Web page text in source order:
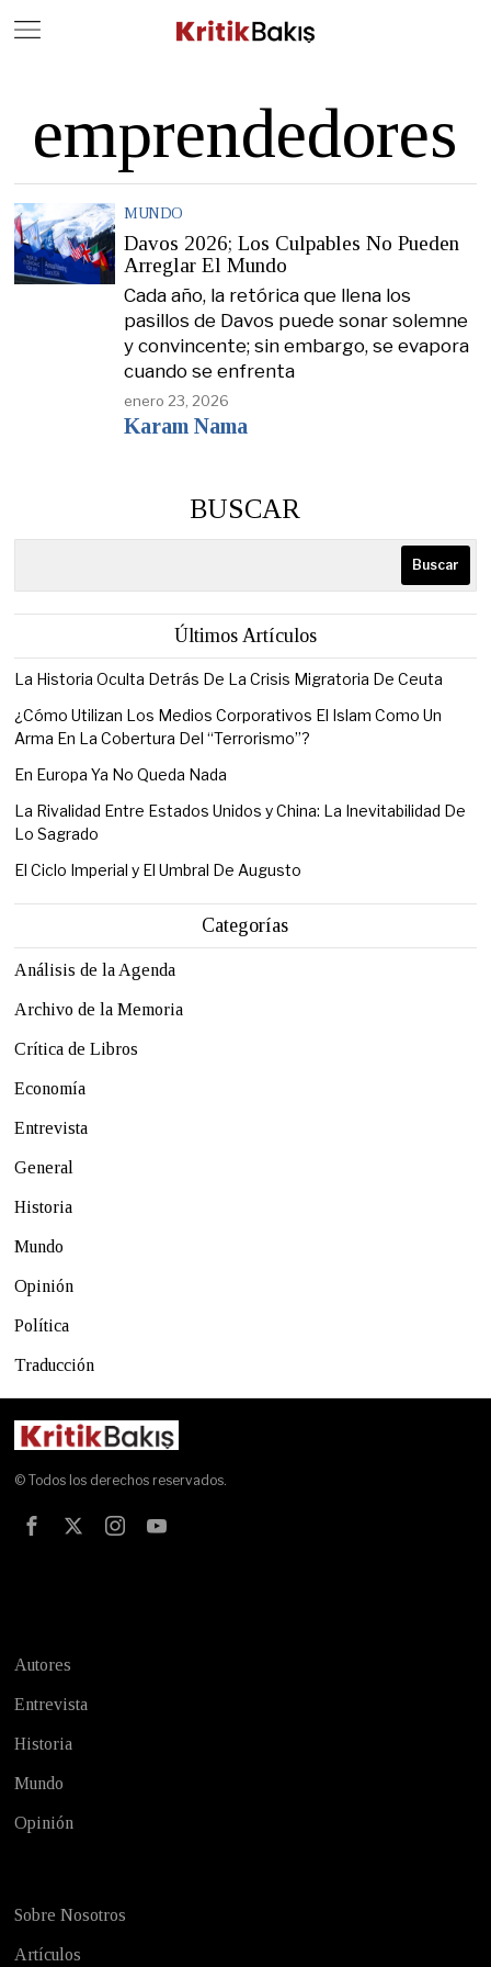
emprendedores
MUNDO
Davos 2026; Los Culpables No Pueden
Arreglar El Mundo
Cada año, la retórica que llena los
pasillos de Davos puede sonar solemne
y convincente; sin embargo, se evapora
cuando se enfrenta
enero 23, 2026
Karam Nama
BUSCAR
Buscar
Últimos Artículos
La Historia Oculta Detrás De La Crisis Migratoria De Ceuta
¿Cómo Utilizan Los Medios Corporativos El Islam Como Un
Arma En La Cobertura Del “Terrorismo”?
En Europa Ya No Queda Nada
La Rivalidad Entre Estados Unidos y China: La Inevitabilidad De
Lo Sagrado
El Ciclo Imperial y El Umbral De Augusto
Categorías
Análisis de la Agenda
Archivo de la Memoria
Crítica de Libros
Economía
Entrevista
General
Historia
Mundo
Opinión
Política
Traducción
© Todos los derechos reservados.
Autores
Entrevista
Historia
Mundo
Opinión
Sobre Nosotros
Artículos